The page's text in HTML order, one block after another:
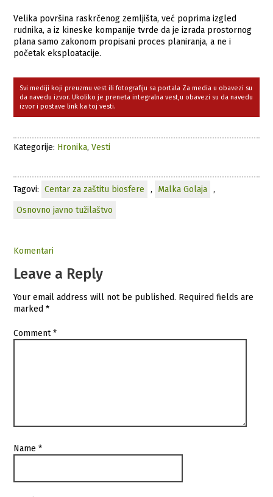
Velika površina raskrčenog zemljišta, već poprima izgled
rudnika, a iz kineske kompanije tvrde da je izrada prostornog
plana samo zakonom propisani proces planiranja, a ne i
početak eksploatacije.
Svi mediji koji preuzmu vest ili fotografiju sa portala Za media u obavezi su
da navedu izvor. Ukoliko je preneta integralna vest,u obavezi su da navedu
izvor i postave link ka toj vesti.
Kategorije: Hronika,Vesti
Tagovi: Centar za zaštitu biosfere , Malka Golaja
,
Osnovno javno tužilaštvo
Komentari
Leave a Reply
Your email address will not be published. Required fields are
marked*
Comment*
Name*